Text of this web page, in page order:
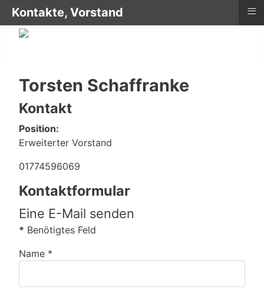
Torsten Schaffranke
Kontakt
Position:
Erweiterter Vorstand
Mobil
01774596069
Kontaktformular
Eine E-Mail senden
* Benötigtes Feld
Name *
Kontakte, Vorstand ≡